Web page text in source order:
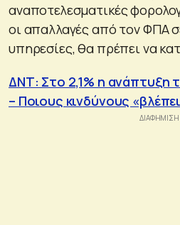
αναποτελεσματικές
οι απαλλαγές από τον ΦΠΑ
υπηρεσίες, θα πρέπει να
ΔΝΤ: Στο 2,1% η ανάπτυξη
– Ποιους κινδύνους